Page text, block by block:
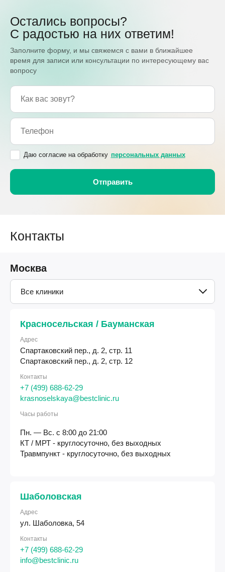
Остались вопросы?
С радостью на них ответим!
Заполните форму, и мы свяжемся с вами в ближайшее
время для записи или консультации по интересующему вас
вопросу
Даю согласие на обработку персональных данных
Контакты
Москва
Все клиники
Красносельская / Бауманская
Адрес
Спартаковский пер., д. 2, стр. 11
Спартаковский пер., д. 2, стр. 12
Контакты
+7 (499) 688-62-29
krasnoselskaya@bestclinic.ru
Часы работы
Пн. — Вс. с 8:00 до 21:00
КТ / МРТ - круглосуточно, без выходных
Травмпункт - круглосуточно, без выходных
Шаболовская
Адрес
ул. Шаболовка, 54
Контакты
+7 (499) 688-62-29
info@bestclinic.ru